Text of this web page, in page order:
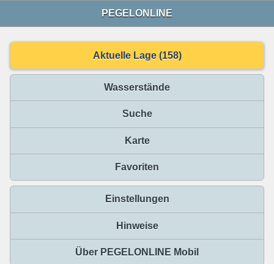
PEGELONLINE
Aktuelle Lage (158)
Wasserstände
Suche
Karte
Favoriten
Einstellungen
Hinweise
Über PEGELONLINE Mobil